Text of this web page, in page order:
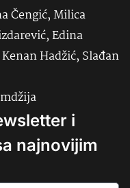
Čengić, Milica
Edina
Hadžić, Slađan
i
najnovijim